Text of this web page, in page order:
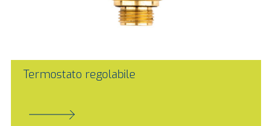
Termostato regolabile